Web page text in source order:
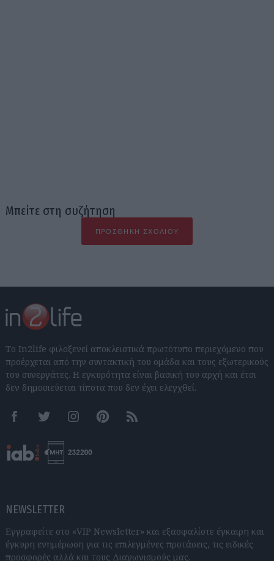
Μπείτε στη συζήτηση
ΠΡΟΣΘΉΚΗ ΣΧΟΛΊΟΥ
Το In2life φιλοξενεί αποκλειστικά πρωτότυπο περιεχόμενο που
προέρχεται από την συντακτική του ομάδα και τους εξωτερικούς
του συνεργάτες. Η εγκυρότητα είναι βασική του αρχή και έτσι
δεν δημοσιεύεται τίποτα που δεν έχει ελεγχθεί.
FacebookTwitter InstagramPinterestRSS feeds
NEWSLETTER
Εγγραφείτε στο «VIP Newsletter» και εξασφαλίστε έγκαιρη και
έγκυρη ενημέρωση για τις επιλεγμένες προτάσεις, τις ειδικές
προσφορές αλλά και τους Διαγωνισμούς μας.